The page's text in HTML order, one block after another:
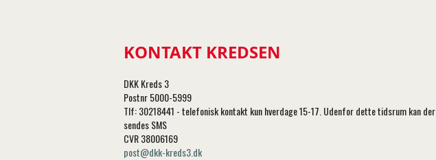
KONTAKT KREDSEN
DKK Kreds 3
Postnr 5000-5999
Tlf: 30218441 - telefonisk kontakt kun hverdage 15-17. Udenfor dette tidsrum kan der
sendes SMS
CVR 38006169
post@dkk-kreds3.dk